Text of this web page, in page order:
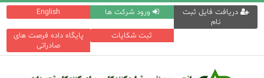
English ورود شرکت ها
دریافت فایل ثبت
نام
پایگاه داده فرصت های
صادراتی
ثبت شکایات